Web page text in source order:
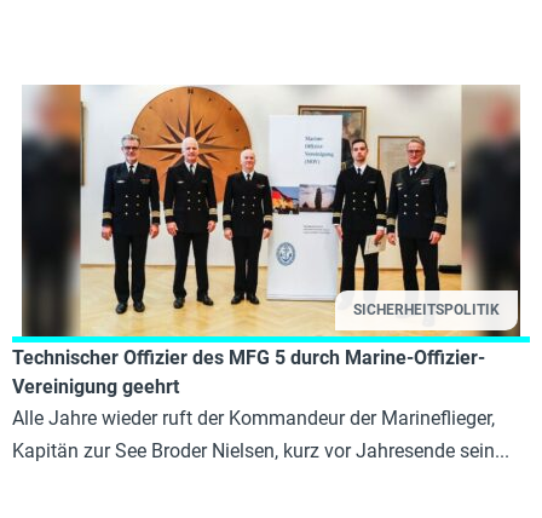
SICHERHEITSPOLITIK
Technischer Offizier des MFG 5 durch Marine-Offizier-
Vereinigung geehrt
Alle Jahre wieder ruft der Kommandeur der Marineflieger,
Kapitän zur See Broder Nielsen, kurz vor Jahresende sein...